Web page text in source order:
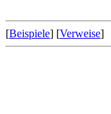
[Beispiele] [Verweise]